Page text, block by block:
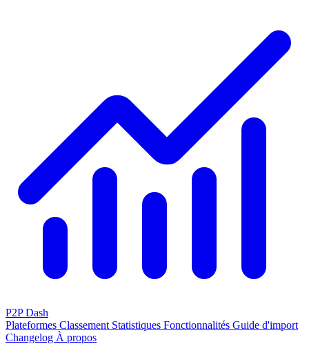
P2P Dash
Plateformes Classement Statistiques Fonctionnalités Guide d'import
Changelog À propos